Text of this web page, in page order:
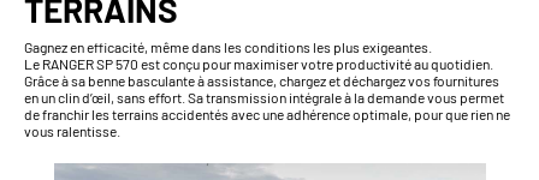
TERRAINS
Gagnez en efficacité, même dans les conditions les plus exigeantes.
Le RANGER SP 570 est conçu pour maximiser votre productivité au quotidien.
Grâce à sa benne basculante à assistance, chargez et déchargez vos fournitures
en un clin d’œil, sans effort. Sa transmission intégrale à la demande vous permet
de franchir les terrains accidentés avec une adhérence optimale, pour que rien ne
vous ralentisse.